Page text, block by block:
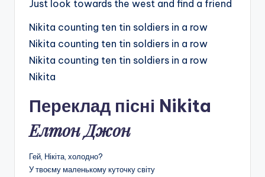
Just look towards the west and find a friend
Nikita counting ten tin soldiers in a row
Nikita counting ten tin soldiers in a row
Nikita counting ten tin soldiers in a row
Nikita
Переклад пісні Nikita
Елтон Джон
Гей, Нікіта, холодно?
У твоєму маленькому куточку світу